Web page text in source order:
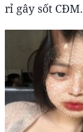
rỉ gây sốt CĐM.